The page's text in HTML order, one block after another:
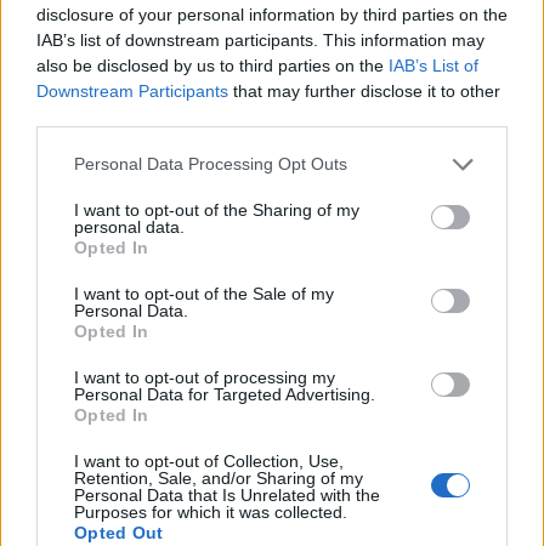
disclosure of your personal information by third parties on the
IAB’s list of downstream participants. This information may
also be disclosed by us to third parties on the IAB’s List of
Downstream Participants that may further disclose it to other
Personal Data Processing Opt Outs
I want to opt-out of the Sharing of my
personal data.
Opted In
I want to opt-out of the Sale of my
Personal Data.
Opted In
I want to opt-out of processing my
Personal Data for Targeted Advertising.
Opted In
I want to opt-out of Collection, Use,
Retention, Sale, and/or Sharing of my
Personal Data that Is Unrelated with the
Purposes for which it was collected.
Opted Out